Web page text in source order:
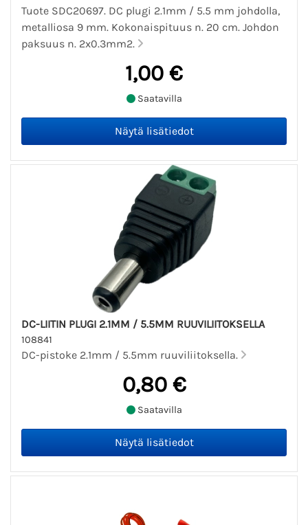
Tuote SDC20697. DC plugi 2.1mm / 5.5 mm johdolla,
metalliosa 9 mm. Kokonaispituus n. 20 cm. Johdon
paksuus n. 2x0.3mm2.
1,00 €
Saatavilla
DC-LIITIN PLUGI 2.1MM / 5.5MM RUUVILIITOKSELLA
108841
DC-pistoke 2.1mm / 5.5mm ruuviliitoksella.
0,80 €
Saatavilla